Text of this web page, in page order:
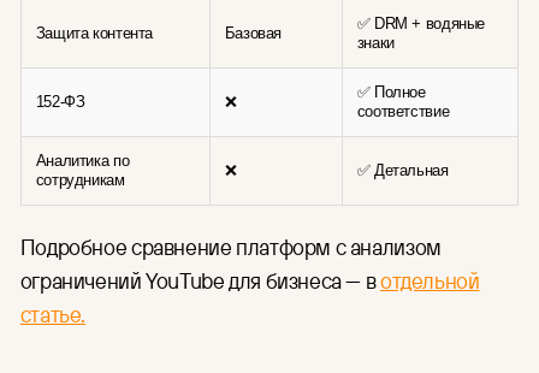
Защита контента Базовая
✅ DRM + водяные
знаки
152-ФЗ ❌
✅ Полное
соответствие
Аналитика по
сотрудникам
❌ ✅ Детальная
Подробное сравнение платформ с анализом
ограничений YouTube для бизнеса — вотдельной
статье.